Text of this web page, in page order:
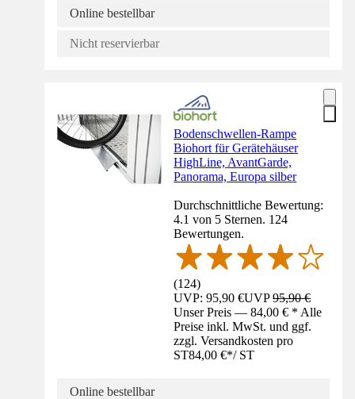
Online bestellbar
Nicht reservierbar
Bodenschwellen-Rampe
Biohort für Gerätehäuser
HighLine, AvantGarde,
Panorama, Europa silber
Durchschnittliche Bewertung:
4.1 von 5 Sternen. 124
Bewertungen.
(124)
UVP: 95,90 €UVP95,90 €
Unser Preis — 84,00 € * Alle
Preise inkl. MwSt. und ggf.
zzgl. Versandkosten pro
ST84,00 €*/ ST
Online bestellbar